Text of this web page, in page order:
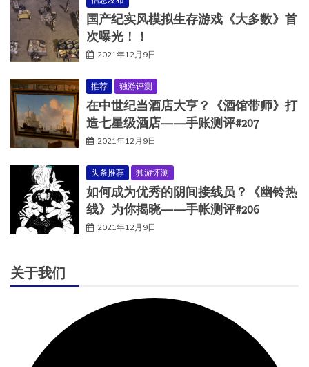
国产纪实风模拟生存游戏《大多数》首
次曝光！！
2021年12月9日
推荐 独游评测
在中世纪当酒店大亨？《酒馆带师》打
造七星级酒店——手账测评#207
2021年12月9日
头条推荐 独游评测
如何成为优秀的阴间接线员？《幽铃热
线》为你揭晓——手帐测评#206
2021年12月9日
关于我们